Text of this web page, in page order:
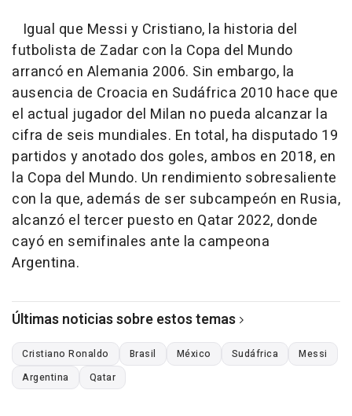
Igual que Messi y Cristiano, la historia del
futbolista de Zadar con la Copa del Mundo
arrancó en Alemania 2006. Sin embargo, la
ausencia de Croacia en Sudáfrica 2010 hace que
el actual jugador del Milan no pueda alcanzar la
cifra de seis mundiales. En total, ha disputado 19
partidos y anotado dos goles, ambos en 2018, en
la Copa del Mundo. Un rendimiento sobresaliente
con la que, además de ser subcampeón en Rusia,
alcanzó el tercer puesto en Qatar 2022, donde
cayó en semifinales ante la campeona
Argentina.
Últimas noticias sobre estos temas
Cristiano Ronaldo Brasil México Sudáfrica
Messi
Argentina
Qatar